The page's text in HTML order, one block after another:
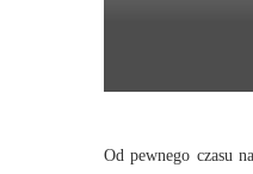
Od pewnego czasu